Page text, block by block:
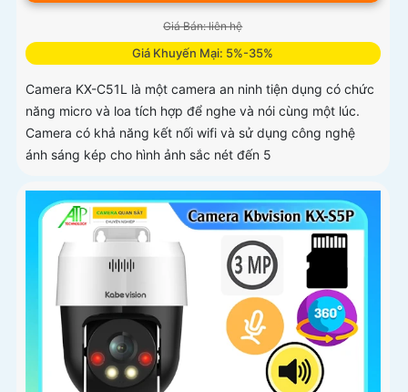
Giá Bán: liên hệ
Giá Khuyến Mại: 5%-35%
Camera KX-C51L là một camera an ninh tiện dụng có chức
năng micro và loa tích hợp để nghe và nói cùng một lúc.
Camera có khả năng kết nối wifi và sử dụng công nghệ
ánh sáng kép cho hình ảnh sắc nét đến 5